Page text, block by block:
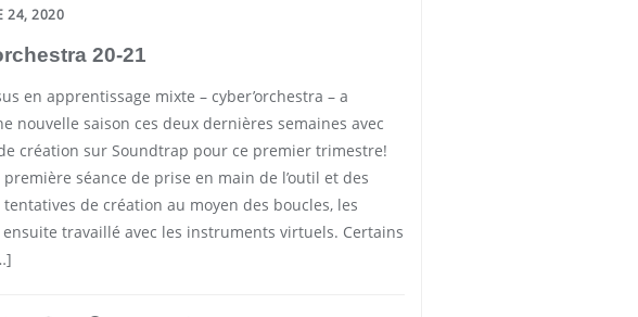
24, 2020
20-21
en apprentissage mixte – cyber’orchestra – a
nouvelle saison ces deux dernières semaines avec
création sur Soundtrap pour ce premier trimestre!
séance de prise en main de l’outil et des
de création au moyen des boucles, les
travaillé avec les instruments virtuels. Certains